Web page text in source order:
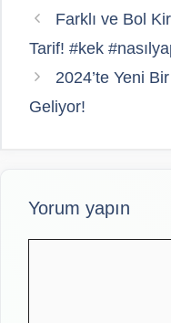
Farklı ve Bol
Tarif! #kek
2024’te Yeni
Geliyor!
Yorum yapın